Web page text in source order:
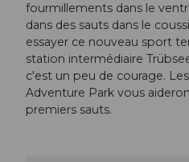
fourmillements dans le
dans des sauts dans le
essayer ce nouveau sport
station intermédiaire
c'est un peu de courage.
Adventure Park vous
premiers sauts.